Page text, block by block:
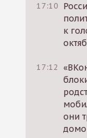
17:10
к
17:12
они